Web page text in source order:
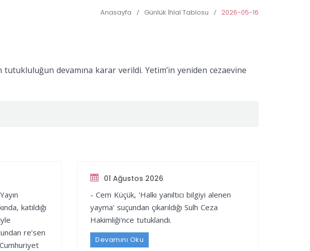
Anasayfa / Günlük İhlal Tablosu / 2026-05-16
devamına karar verildi. Yetim’in yeniden cezaevine
katıldığı
re’sen
01 Ağustos 2026
- Cem Küçük, 'Halkı yanıltıcı bilgiyi alenen
yayma' suçundan çıkarıldığı Sulh Ceza
Hakimliği'nce tutuklandı.
Devamını Oku